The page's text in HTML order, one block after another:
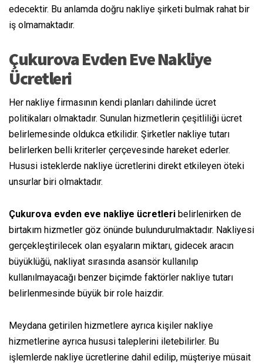
edecektir. Bu anlamda doğru nakliye şirketi bulmak rahat bir
iş olmamaktadır.
Çukurova Evden Eve Nakliye
Ücretleri
Her nakliye firmasının kendi planları dahilinde ücret
politikaları olmaktadır. Sunulan hizmetlerin çeşitliliği ücret
belirlemesinde oldukca etkilidir. Şirketler nakliye tutarı
belirlerken belli kriterler çerçevesinde hareket ederler.
Hususi isteklerde nakliye ücretlerini direkt etkileyen öteki
unsurlar biri olmaktadır.
Çukurova evden eve nakliye ücretleri belirlenirken de
birtakım hizmetler göz önünde bulundurulmaktadır. Nakliyesi
gerçekleştirilecek olan eşyaların miktarı, gidecek aracın
büyüklüğü, nakliyat sırasında asansör kullanılıp
kullanılmayacağı benzer biçimde faktörler nakliye tutarı
belirlenmesinde büyük bir role haizdir.
Meydana getirilen hizmetlere ayrıca kişiler nakliye
hizmetlerine ayrıca hususi taleplerini iletebilirler. Bu
işlemlerde nakliye ücretlerine dahil edilip, müşteriye müsait